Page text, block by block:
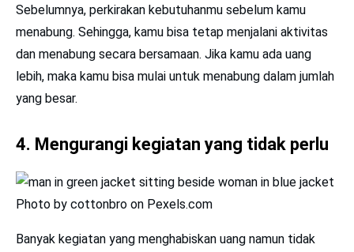
Sebelumnya, perkirakan kebutuhanmu sebelum kamu
menabung. Sehingga, kamu bisa tetap menjalani aktivitas
dan menabung secara bersamaan. Jika kamu ada uang
lebih, maka kamu bisa mulai untuk menabung dalam jumlah
yang besar.
4. Mengurangi kegiatan yang tidak perlu
Photo by cottonbro on Pexels.com
Banyak kegiatan yang menghabiskan uang namun tidak